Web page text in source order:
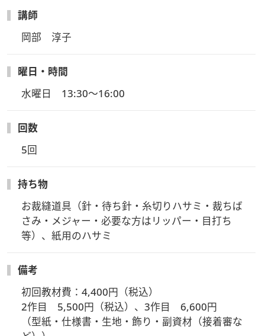
講師
岡部　淳子
曜日・時間
水曜日　13:30～16:00
回数
5回
持ち物
お裁縫道具（針・待ち針・糸切りハサミ・裁ちば
さみ・メジャー・必要な方はリッパー・目打ち
等）、紙用のハサミ
備考
初回教材費：4,400円（税込）
2作目　5,500円（税込）、3作目　6,600円
（型紙・仕様書・生地・飾り・副資材（接着審な